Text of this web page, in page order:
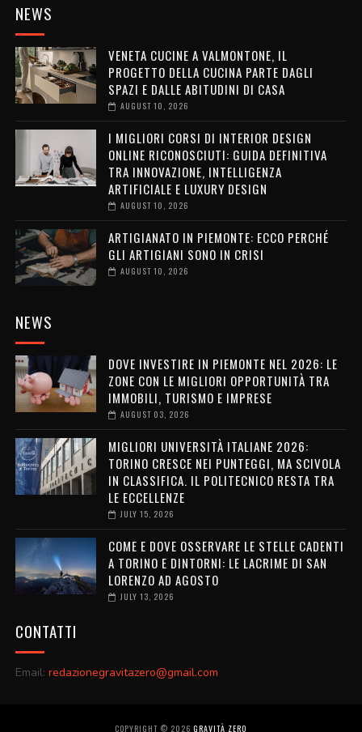
NEWS
VENETA CUCINE A VALMONTONE, IL
PROGETTO DELLA CUCINA PARTE DAGLI
SPAZI E DALLE ABITUDINI DI CASA
AUGUST 10, 2026
I MIGLIORI CORSI DI INTERIOR DESIGN
ONLINE RICONOSCIUTI: GUIDA DEFINITIVA
TRA INNOVAZIONE, INTELLIGENZA
ARTIFICIALE E LUXURY DESIGN
AUGUST 10, 2026
ARTIGIANATO IN PIEMONTE: ECCO PERCHÉ
GLI ARTIGIANI SONO IN CRISI
AUGUST 10, 2026
NEWS
DOVE INVESTIRE IN PIEMONTE NEL 2026: LE
ZONE CON LE MIGLIORI OPPORTUNITÀ TRA
IMMOBILI, TURISMO E IMPRESE
AUGUST 03, 2026
MIGLIORI UNIVERSITÀ ITALIANE 2026:
TORINO CRESCE NEI PUNTEGGI, MA SCIVOLA
IN CLASSIFICA. IL POLITECNICO RESTA TRA
LE ECCELLENZE
JULY 15, 2026
COME E DOVE OSSERVARE LE STELLE CADENTI
A TORINO E DINTORNI: LE LACRIME DI SAN
LORENZO AD AGOSTO
JULY 13, 2026
CONTATTI
Email: redazionegravitazero@gmail.com
COPYRIGHT © 2026GRAVITÀ ZERO